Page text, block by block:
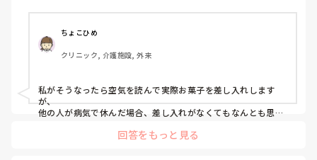
いな感じ、やむを得ない理由での突発的な休みではファミリ
ーパックとかみんなで食べれるお菓子を買ってくるみたいな
暗黙のルールがありました。
転職して初めての何日も休む休みだし、他の方もコストコの
にしましたが…
ぶっちゃけ遊んでたわけではなくむしろコロナで苦しんでた
のにお菓子ごときでって話なんですけど、菓子折り買いに行
皆さんはそんな休んだらお菓子みたいなルールあります
ちょこひめ
クリニック, 介護施設, 外来
私がそうなったら空気を読んで実際お菓子を差し入れします
が、
他の人が病気で休んだ場合、差し入れがなくてもなんとも思わ
コロナ感染の類や急病の場合は特に、そんな余裕もないでしょ
回答をもっと見る